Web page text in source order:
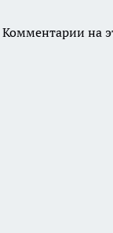
Комментарии на